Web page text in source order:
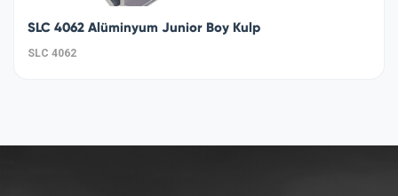
SLC 4062 Alüminyum Junior Boy Kulp
SLC 4062